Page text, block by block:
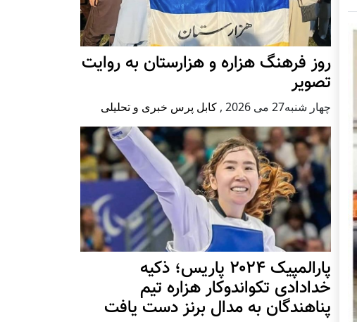
روز فرهنگ هزاره و هزارستان به روایت
تصویر
چهار شنبه27 می 2026 , کابل پرس خبری و تحلیلی
پارالمپیک ۲۰۲۴ پاریس؛ ذکیه
خدادادی تکواندوکار هزاره تیم
پناهندگان به مدال برنز دست یافت